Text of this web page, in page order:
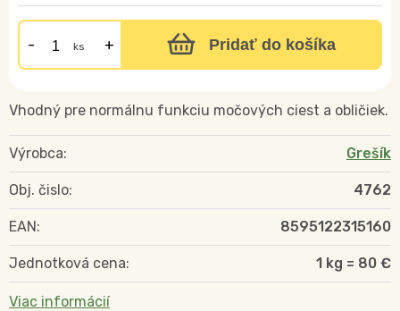
ks Pridať do košíka
Vhodný pre normálnu funkciu močových ciest a obličiek.
Výrobca: Grešík
Obj. čislo: 4762
EAN: 8595122315160
Jednotková cena: 1 kg = 80 €
Viac informácií